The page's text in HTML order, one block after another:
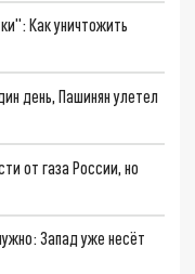
Как уничтожить
день, Пашинян улетел
от газа России, но
Запад уже несёт